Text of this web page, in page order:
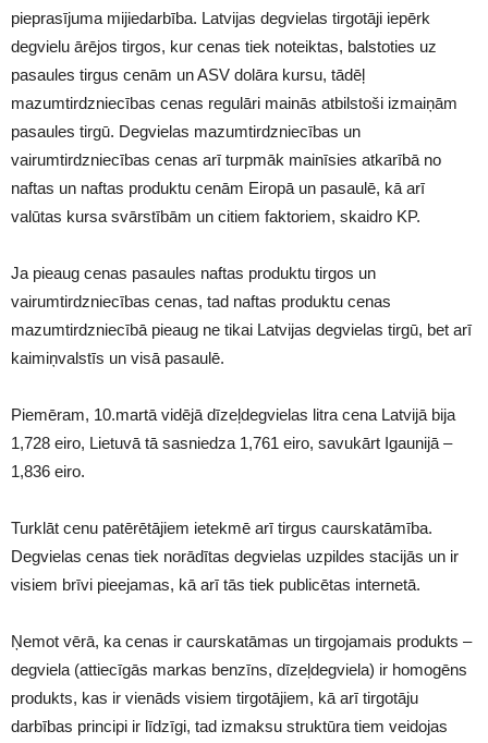
pieprasījuma mijiedarbība. Latvijas degvielas tirgotāji iepērk
degvielu ārējos tirgos, kur cenas tiek noteiktas, balstoties uz
pasaules tirgus cenām un ASV dolāra kursu, tādēļ
mazumtirdzniecības cenas regulāri mainās atbilstoši izmaiņām
pasaules tirgū. Degvielas mazumtirdzniecības un
vairumtirdzniecības cenas arī turpmāk mainīsies atkarībā no
naftas un naftas produktu cenām Eiropā un pasaulē, kā arī
valūtas kursa svārstībām un citiem faktoriem, skaidro KP.
Ja pieaug cenas pasaules naftas produktu tirgos un
vairumtirdzniecības cenas, tad naftas produktu cenas
mazumtirdzniecībā pieaug ne tikai Latvijas degvielas tirgū, bet arī
kaimiņvalstīs un visā pasaulē.
Piemēram, 10.martā vidējā dīzeļdegvielas litra cena Latvijā bija
1,728 eiro, Lietuvā tā sasniedza 1,761 eiro, savukārt Igaunijā –
1,836 eiro.
Turklāt cenu patērētājiem ietekmē arī tirgus caurskatāmība.
Degvielas cenas tiek norādītas degvielas uzpildes stacijās un ir
visiem brīvi pieejamas, kā arī tās tiek publicētas internetā.
Ņemot vērā, ka cenas ir caurskatāmas un tirgojamais produkts –
degviela (attiecīgās markas benzīns, dīzeļdegviela) ir homogēns
produkts, kas ir vienāds visiem tirgotājiem, kā arī tirgotāju
darbības principi ir līdzīgi, tad izmaksu struktūra tiem veidojas